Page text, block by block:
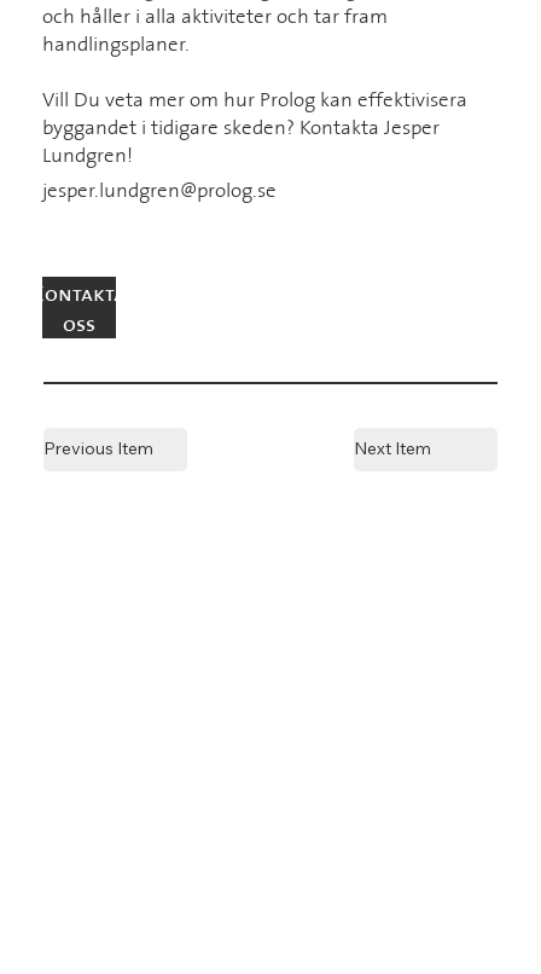
och håller i alla aktiviteter och tar fram
handlingsplaner.
Vill Du veta mer om hur Prolog kan effektivisera
byggandet i tidigare skeden? Kontakta Jesper
Lundgren!
Kontakta
oss
jesper.lundgren@prolog.se
Next Item
Previous Item